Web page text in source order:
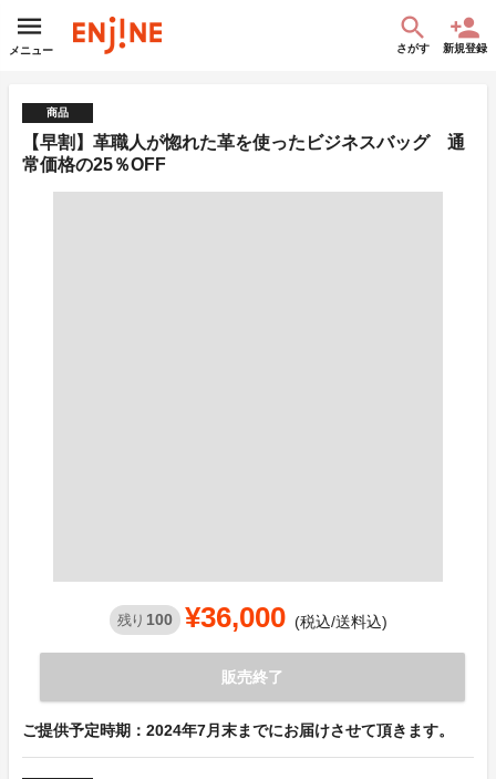
メニュー さがす 新規登録
商品
【早割】革職人が惚れた革を使ったビジネスバッグ 通
常価格の25％OFF
残り 100 ¥36,000 (税込/送料込)
販売終了
ご提供予定時期：2024年7月末までにお届けさせて頂きます。